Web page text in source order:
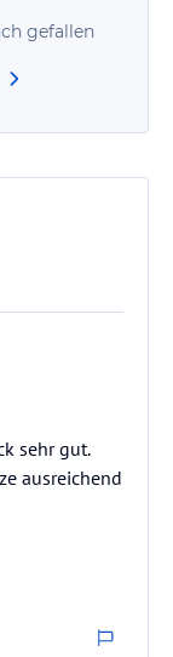
gefallen
sehr gut.
ausreichend